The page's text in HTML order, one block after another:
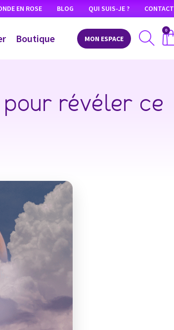
EN ROSE BLOG QUI SUIS-JE ? CONTACT
Boutique MON ESPACE
0
pour révéler ce